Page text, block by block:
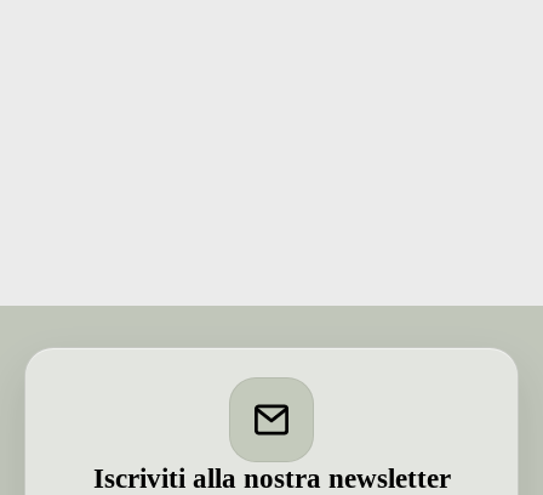
Iscriviti alla nostra newsletter